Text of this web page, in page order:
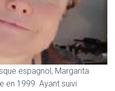
espagnol, Margarita
en 1999. Ayant suivi